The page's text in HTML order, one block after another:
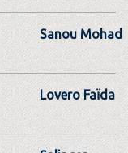
Sanou Mohad
Lovero Faïda